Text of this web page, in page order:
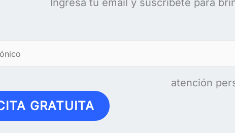
atención
GRATUITA